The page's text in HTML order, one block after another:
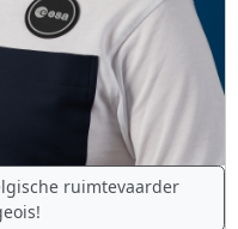
ruimtevaarder